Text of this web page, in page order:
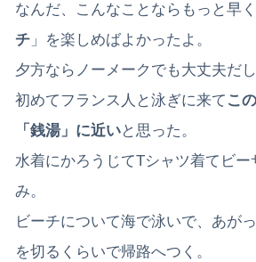
なんだ、こんなことならもっと早
チ 」を楽しめばよかったよ。
夕方ならノーメークでも大丈夫だし
初めてフランス人と泳ぎに来て こ
「銭湯」に近いと思った。
水着にかろうじてTシャツ着てビー
み。
ビーチについて海で泳いで、あが
を切るくらいで帰路へつく。